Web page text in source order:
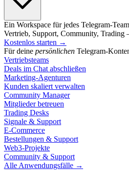
Ein Workspace für jedes Telegram-Team
Vertrieb, Support, Community,
Kostenlos starten →
Für deine persönlichen Telegram-
Vertriebsteams
Deals im Chat abschließen
Marketing-Agenturen
Kunden skaliert verwalten
Community Manager
Mitglieder betreuen
Trading Desks
Signale & Support
E-Commerce
Bestellungen & Support
Web3-Projekte
Community & Support
Alle Anwendungsfälle →